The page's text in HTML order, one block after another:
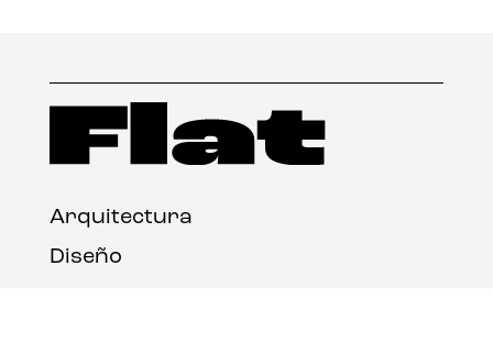
Arquitectura
Diseño